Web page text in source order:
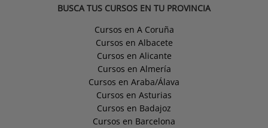
BUSCA TUS CURSOS EN TU PROVINCIA
Cursos en A Coruña
Cursos en Albacete
Cursos en Alicante
Cursos en Almería
Cursos en Araba/Álava
Cursos en Asturias
Cursos en Badajoz
Cursos en Barcelona